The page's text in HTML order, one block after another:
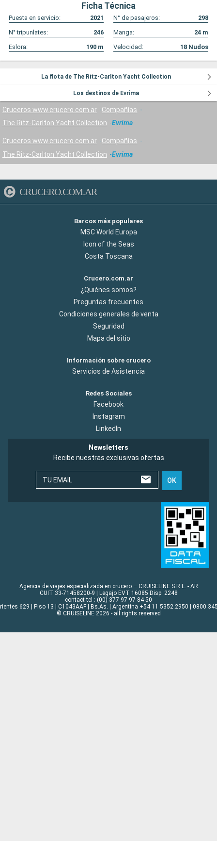
Ficha Técnica
Puesta en servicio: 2021 N° de pasajeros:
298
N° tripunlates:
246 Manga: 24 m
Eslora:
190 m Velocidad: 18 Nudos
La flota de The Ritz-Carlton Yacht Collection
Los destinos de Evrima
Cruceros www.crucero.com.ar
Compañías
The Ritz-Carlton Yacht Collection
Evrima
Cruceros www.crucero.com.ar
Compañías
The Ritz-Carlton Yacht Collection
Evrima
CRUCERO.COM.AR
Barcos más populares
MSC World Europa
Icon of the Seas
Costa Toscana
Crucero.com.ar
¿Quiénes somos?
Preguntas frecuentes
Condiciones generales de venta
Seguridad
Mapa del sitio
Información sobre crucero
Servicios de Asistencia
Redes Sociales
Facebook
Instagram
LinkedIn
Newsletters
Recibe nuestras exclusivas ofertas
TU EMAIL OK
Agencia de viajes especializada en crucero – CRUISELINE S.R.L. - AR
CUIT 33-71458200-9 | Legajo EVT 16085 Disp. 2248
contact tel : (00) 377 97 97 84 50
629 | Piso 13 | C1043AAF | Bs.As. | Argentina +54 11 5352.2950 |
© CRUISELINE 2026 - all rights reserved